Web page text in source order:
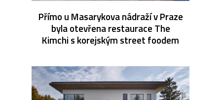
Přímo u Masarykova nádraží v Praze
byla otevřena restaurace The
Kimchi s korejským street foodem